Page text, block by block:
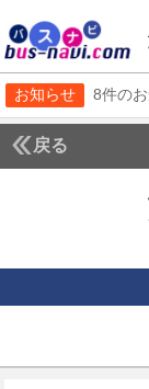
お知らせ 8件の
戻る